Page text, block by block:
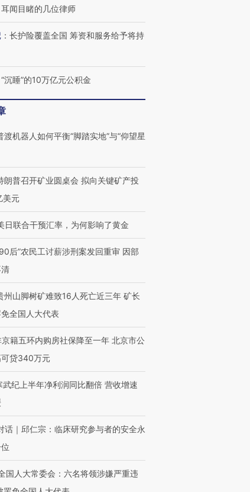
链博
”接产
【特别呈现】寻找100种
耳闻目睹的几位律师
： 长护险覆盖全国 筹资和服务给予将持
“沉睡”的10万亿元公积金
渡机器人如何平衡“脚踏实地”与“仰望星
朗普召开矿业圆桌会 拟向关键矿产投
美元
日联合干预汇率，为何影响了黄金
后”农民工讨薪涉刑案发回重审 因部
州山脚树矿难致16人死亡近三年 矿长
全国人大代表
京籍五环内购房社保降至一年 北京市公
贷340万元
武纪上半年净利润同比翻倍 营收增速
话｜邱仁宗：临床研究参与者的安全永
国人大常委会：六名将领涉嫌严重违